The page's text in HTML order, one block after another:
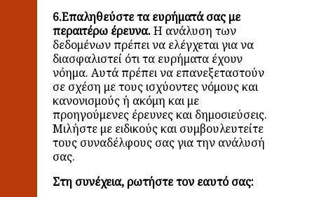
6.Επαληθεύστε τα ευρήματά σας με
περαιτέρω έρευνα.Η ανάλυση των
δεδομένων πρέπει να ελέγχεται για να
διασφαλιστεί ότι τα ευρήματα έχουν
νόημα. Αυτά πρέπει να επανεξεταστούν
σε σχέση με τους ισχύοντες νόμους και
κανονισμούς ή ακόμη και με
προηγούμενες έρευνες και δημοσιεύσεις.
Μιλήστε με ειδικούς και συμβουλευτείτε
τους συναδέλφους σας για την ανάλυσή
σας.
Στη συνέχεια, ρωτήστε τον εαυτό σας: